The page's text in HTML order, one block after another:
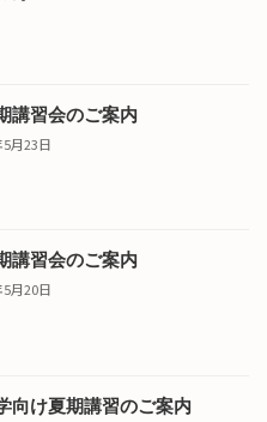
講習会のご案内
月23日
講習会のご案内
月20日
向け夏期講習のご案内